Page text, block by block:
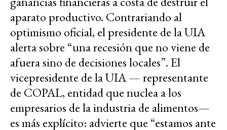
aparato productivo. Contrariando al
optimismo oficial, el presidente de la UIA
alerta sobre “una recesión que no viene de
afuera sino de decisiones locales”. El
vicepresidente de la UIA — representante
de COPAL, entidad que nuclea a los
empresarios de la industria de alimentos—
es más explícito: advierte que “estamos ante